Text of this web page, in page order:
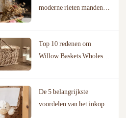
moderne rieten manden:
Top 10 redenen om
Willow Baskets Wholesale
De 5 belangrijkste
voordelen van het inkopen